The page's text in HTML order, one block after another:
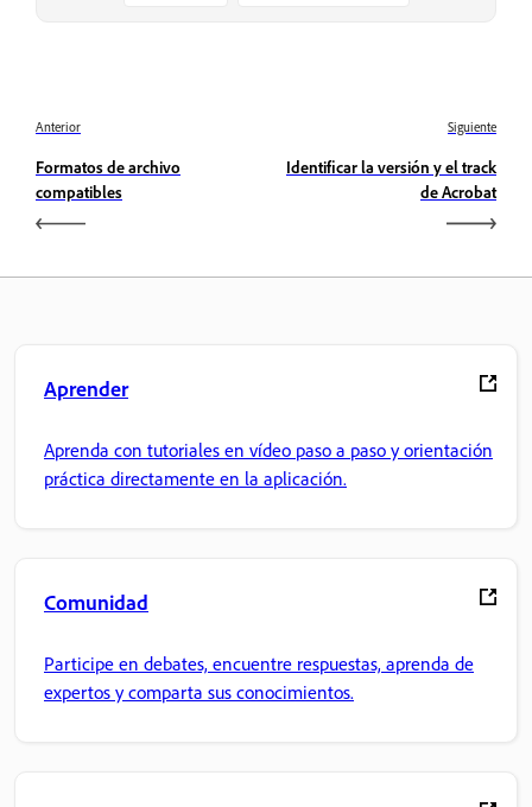
Anterior
Formatos de archivo
compatibles
Siguiente
Identificar la versión y el track
de Acrobat
Aprender
Aprenda con tutoriales en vídeo paso a paso y orientación
práctica directamente en la aplicación.
Comunidad
Participe en debates, encuentre respuestas, aprenda de
expertos y comparta sus conocimientos.